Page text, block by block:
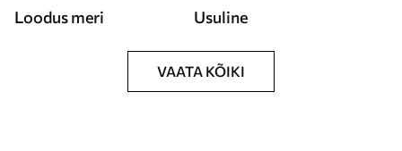
Loodus meri Usuline
VAATA KÕIKI